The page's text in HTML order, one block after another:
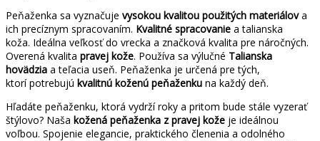
Peňaženka sa vyznačuje vysokou kvalitou použitých materiálova
ich precíznym spracovaním. Kvalitné spracovanie a talianska
koža. Ideálna veľkosť do vrecka a značková kvalita pre náročných.
Overená kvalita pravej kože. Používa sa výlučné Talianska
hovädzia a teľacia useň. Peňaženka je určená pre tých,
ktorí potrebujú kvalitnú koženú peňaženku na každý deň.
Hľadáte peňaženku, ktorá vydrží roky a pritom bude stále vyzerať
štýlovo? Naša kožená peňaženka z pravej kože je ideálnou
voľbou. Spojenie elegancie, praktického členenia a odolného